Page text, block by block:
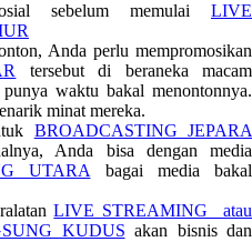
sebelum memulai LIVE
Anda perlu mempromosikan
tersebut di beraneka macam
waktu bakal menontonnya.
minat mereka.
BROADCASTING JEPARA
Anda bisa dengan media
UTARA bagai media bakal
LIVE STREAMING atau
KUDUS akan bisnis dan